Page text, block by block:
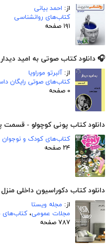
از: احمد بیانی
کتاب‌های روانشناسی
۱۹۱ صفحه
🎧 دانلود کتاب صوتی به امید دیدار
از: آلبرتو موراویا
کتاب‌های صوتی رایگان
۰ صفحه
دانلود کتاب پونی کوچولو - قسمت
کتاب‌های کودک و نوجوان
۲۴ صفحه
دانلود کتاب دکوراسیون داخلی منزل
از: مجله ویستا
مجلات عمومی، کتاب‌های
۷۸۷ صفحه